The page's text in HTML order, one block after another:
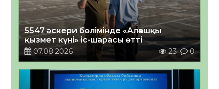
5547 әскери бөлімінде «Алғашқы
қызмет күні» іс-шарасы өтті
07.08.2026
23 0